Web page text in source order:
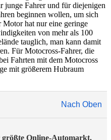
junge Fahrer und für diejenigen
beginnen wollen, um sich
hat nur eine geringe
von mehr als 100
tauglich, man kann damit
Für Motocross-Fahrer, die
Fahrten mit dem Motocross
mit größerem Hubraum
Nach Oben
Online-Automarkt.